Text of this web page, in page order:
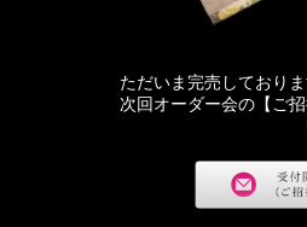
ただいま完売しており
次回オーダー会の【ご